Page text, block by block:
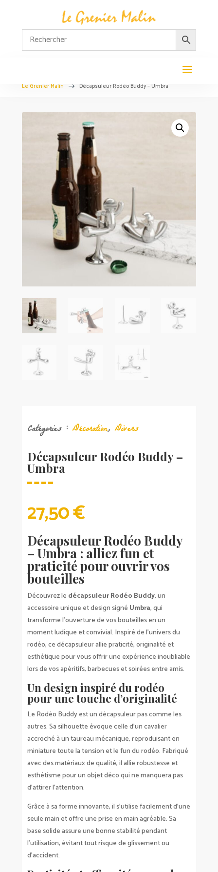
Le Grenier Malin $ Décapsuleur Rodéo Buddy – Umbra
Catégories : Décoration, Divers
Décapsuleur Rodéo Buddy –
Umbra
27,50€
Décapsuleur Rodéo Buddy
– Umbra : alliez fun et
praticité pour ouvrir vos
bouteilles
Découvrez le décapsuleur Rodéo Buddy, un
accessoire unique et design signé Umbra, qui
transforme l’ouverture de vos bouteilles en un
moment ludique et convivial. Inspiré de l’univers du
rodéo, ce décapsuleur allie praticité, originalité et
esthétique pour vous offrir une expérience inoubliable
lors de vos apéritifs, barbecues et soirées entre amis.
Un design inspiré du rodéo
pour une touche d’originalité
Le Rodéo Buddy est un décapsuleur pas comme les
autres. Sa silhouette évoque celle d’un cavalier
accroché à un taureau mécanique, reproduisant en
miniature toute la tension et le fun du rodéo. Fabriqué
avec des matériaux de qualité, il allie robustesse et
esthétisme pour un objet déco qui ne manquera pas
d’attirer l’attention.
Grâce à sa forme innovante, il s’utilise facilement d’une
seule main et offre une prise en main agréable. Sa
base solide assure une bonne stabilité pendant
l’utilisation, évitant tout risque de glissement ou
d’accident.